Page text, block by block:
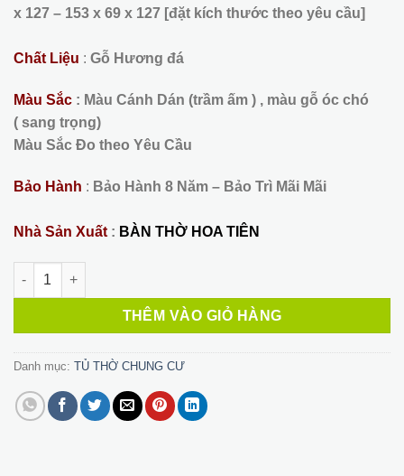
x 127 – 153 x 69 x 127 [đặt kích thước theo yêu cầu]
Chất Liệu : Gỗ Hương đá
Màu Sắc : Màu Cánh Dán (trầm ấm ) , màu gỗ óc chó
( sang trọng)
Màu Sắc Đo theo Yêu Cầu
Bảo Hành : Bảo Hành 8 Năm – Bảo Trì Mãi Mãi
Nhà Sản Xuất : BÀN THỜ HOA TIÊN
Tủ Thờ Chung Cư 48 số lượng
THÊM VÀO GIỎ HÀNG
Danh mục: TỦ THỜ CHUNG CƯ